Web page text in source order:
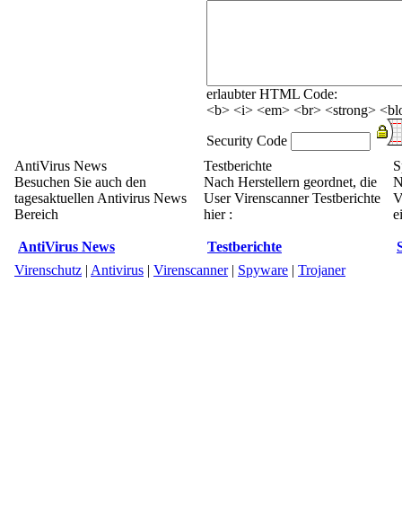
erlaubter HTML Code:
<b> <i> <em> <br> <strong>
Security Code
AntiVirus News
Besuchen Sie auch den
tagesaktuellen Antivirus News
Bereich
AntiVirus News
Testberichte
Nach Herstellern geordnet, die
User Virenscanner Testberichte
hier :
Testberichte
Virenschutz | Antivirus | Virenscanner| Spyware | Trojaner